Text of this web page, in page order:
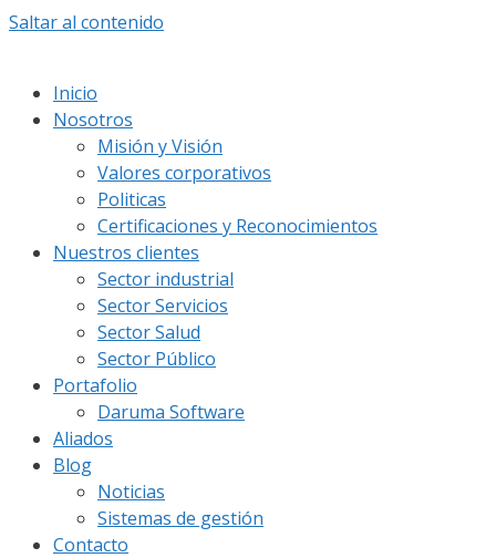
Saltar al contenido
Inicio
Nosotros
Misión y Visión
Valores corporativos
Politicas
Certificaciones y Reconocimientos
Nuestros clientes
Sector industrial
Sector Servicios
Sector Salud
Sector Público
Portafolio
Daruma Software
Aliados
Blog
Noticias
Sistemas de gestión
Contacto